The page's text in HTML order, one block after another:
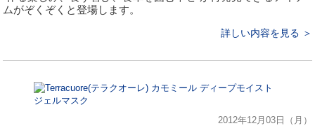
ムがぞくぞくと登場します。
詳しい内容を見る ＞
2012年12月03日（月）